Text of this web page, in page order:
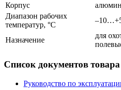
Корпус
Диапазон рабочих
температур, °С
Назначение
для
Список документов товара
Руководство по